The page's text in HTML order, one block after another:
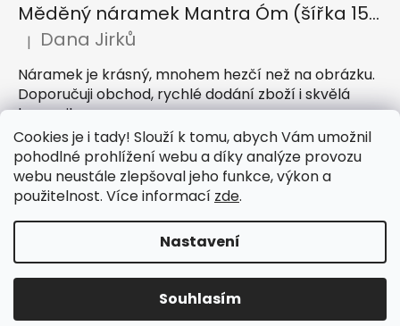
Cookies je i tady! Slouží k tomu, abych Vám umožnil
pohodlné prohlížení webu a díky analýze provozu
webu neustále zlepšoval jeho funkce, výkon a
použitelnost. Více informací zde.
Nastavení
Souhlasím
Měděný náramek Mantra Óm (šířka 15 mm)
Hodnocení produktu je 5 z 5 hvězdiček.
| Dana Jirků
Náramek je krásný, mnohem hezčí než na obrázku.
Doporučuji obchod, rychlé dodání zboží i skvělá
komunikace
Hodnocení produktu je 5 z 5 hvězdiček.
| Petra Hejátková
Vytvořil Shoptet
IndickeSaty.cz